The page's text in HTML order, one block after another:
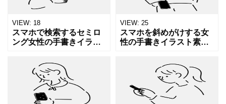
索するひと
VIEW: 18
スマホで検索するセミロ
ング女性の手書きイラス
ン・女性・調べる・線
画）です。 パーカーを着
てスマホを触るリラック
スした様子をシンプルな
線で表現
VIEW: 25
スマホを斜めがけする女
性の手書きイラスト素材
線画）です。 スマホショ
ルダーでお出かけする様
子をシンプルな線で表現
した、